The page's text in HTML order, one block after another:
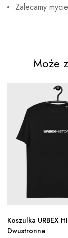
Zalecamy
Może
Koszulka URBEX
Dwustronna